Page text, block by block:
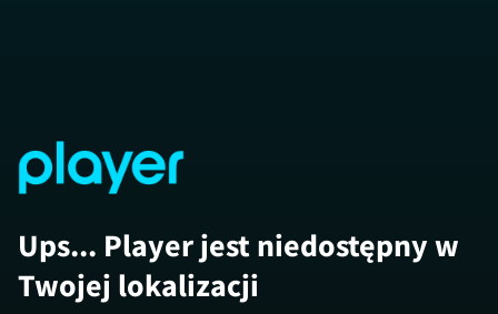
Ups... Player jest niedostępny w
Twojej lokalizacji